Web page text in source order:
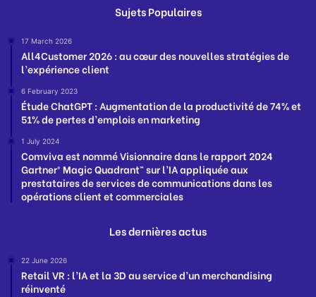
Sujets Populaires
17 March 2026
All4Customer 2026 : au cœur des nouvelles stratégies de
l’expérience client
6 February 2023
Étude ChatGPT : Augmentation de la productivité de 74% et
51% de pertes d’emplois en marketing
1 July 2024
Comviva est nommé Visionnaire dans le rapport 2024
Gartner® Magic Quadrant™ sur l’IA appliquée aux
prestataires de services de communications dans les
opérations client et commerciales
Les dernières actus
22 June 2026
Retail VR : l’IA et la 3D au service d’un merchandising
réinventé